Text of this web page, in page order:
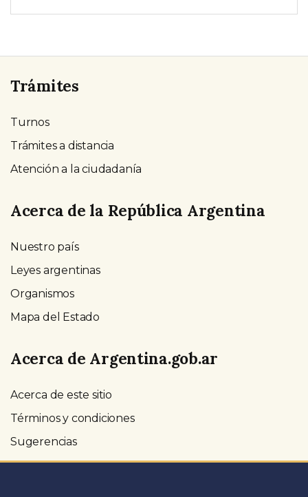
Trámites
Turnos
Trámites a distancia
Atención a la ciudadanía
Acerca de la República Argentina
Nuestro país
Leyes argentinas
Organismos
Mapa del Estado
Acerca de Argentina.gob.ar
Acerca de este sitio
Términos y condiciones
Sugerencias